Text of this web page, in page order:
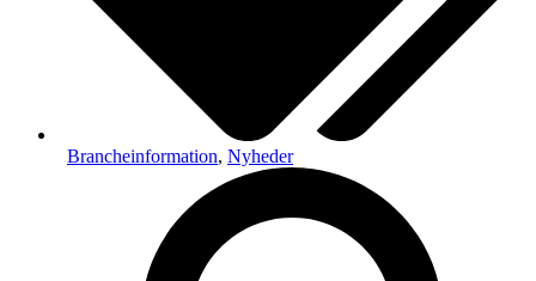
Brancheinformation, Nyheder